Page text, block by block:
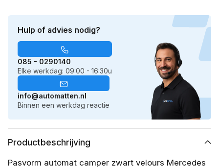
Productbeschrijving
Pasvorm automat camper zwart velours Mercedes
Hulp of advies nodig?
085 - 0290140
Elke werkdag: 09:00 - 16:30u
info@automatten.nl
Binnen een werkdag reactie